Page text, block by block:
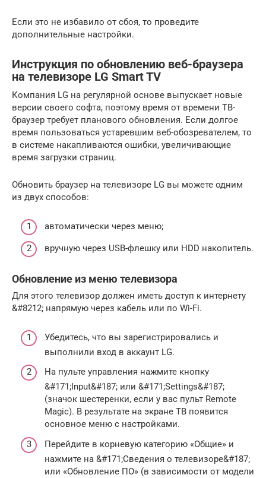
Если это не избавило от сбоя, то проведите
дополнительные настройки.
Инструкция по обновлению веб-браузера
на телевизоре LG Smart TV
Компания LG на регулярной основе выпускает новые
версии своего софта, поэтому время от времени ТВ-
браузер требует планового обновления. Если долгое
время пользоваться устаревшим веб-обозревателем, то
в системе накапливаются ошибки, увеличивающие
время загрузки страниц.
Обновить браузер на телевизоре LG вы можете одним
из двух способов:
автоматически через меню;
вручную через USB-флешку или HDD накопитель.
Обновление из меню телевизора
Для этого телевизор должен иметь доступ к интернету
&#8212; напрямую через кабель или по Wi-Fi.
Убедитесь, что вы зарегистрировались и
выполнили вход в аккаунт LG.
На пульте управления нажмите кнопку
&#171;Input&#187; или &#171;Settings&#187;
(значок шестеренки, если у вас пульт Remote
Magic). В результате на экране ТВ появится
основное меню с настройками.
Перейдите в корневую категорию «Общие» и
нажмите на &#171;Сведения о телевизоре&#187;
или «Обновление ПО» (в зависимости от модели